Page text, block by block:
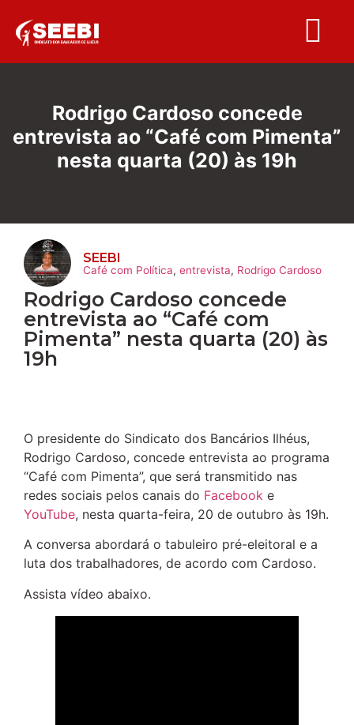
Rodrigo Cardoso concede
entrevista ao “Café com Pimenta”
nesta quarta (20) às 19h
SEEBI
Café com Política, entrevista, Rodrigo Cardoso
Rodrigo Cardoso concede
entrevista ao “Café com
Pimenta” nesta quarta (20) às
19h
O presidente do Sindicato dos Bancários Ilhéus,
Rodrigo Cardoso, concede entrevista ao programa
“Café com Pimenta”, que será transmitido nas
redes sociais pelos canais do Facebook e
YouTube, nesta quarta-feira, 20 de outubro às 19h.
A conversa abordará o tabuleiro pré-eleitoral e a
luta dos trabalhadores, de acordo com Cardoso.
Assista vídeo abaixo.